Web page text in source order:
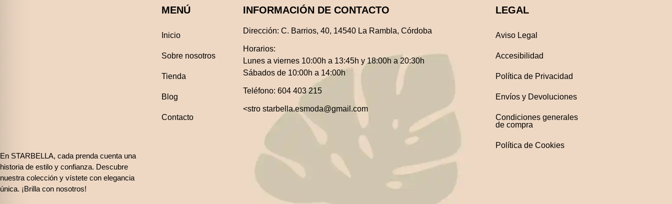
En STARBELLA, cada prenda cuenta una
historia de estilo y confianza. Descubre
nuestra colección y vístete con elegancia
única. ¡Brilla con nosotros!
MENÚ
Inicio
Sobre nosotros
Tienda
Blog
Contacto
INFORMACIÓN DE CONTACTO
Dirección: C. Barrios, 40, 14540 La Rambla, Córdoba
Horarios:
Lunes a viernes 10:00h a 13:45h y 18:00h a 20:30h
Sábados de 10:00h a 14:00h
Teléfono: 604 403 215
<stro starbella.esmoda@gmail.com
LEGAL
Aviso Legal
Accesibilidad
Política de Privacidad
Envíos y Devoluciones
Condiciones generales
de compra
Política de Cookies